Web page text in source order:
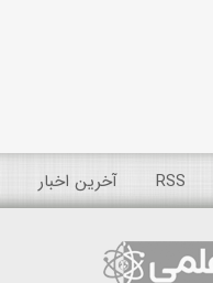
RSS آخرین اخبار